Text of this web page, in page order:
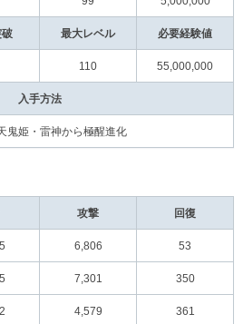
破 最大レベル 必要経験値
110 55,000,000
入手方法
鬼姫・雷神から極醒進化
攻撃 回復
6,806 53
7,301 350
4,579 361